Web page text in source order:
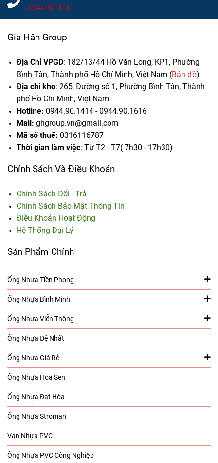
0944 90 1616
Gia Hân Group
Địa Chỉ VPGD: 182/13/44 Hồ Văn Long, KP1, Phường
Bình Tân, Thành phố Hồ Chí Minh, Việt Nam (Bản đồ)
Địa chỉ kho: 265, Đường số 1, Phường Bình Tân, Thành
phố Hồ Chí Minh, Việt Nam
Hotline: 0944.90.1414 - 0944.90.1616
Mail: ghgroup.vn@gmail.com
Mã số thuế: 0316116787
Thời gian làm việc: Từ T2 - T7( 7h30 - 17h30)
Chính Sách Và Điều Khoản
Chính Sách Đổi - Trả
Chính Sách Bảo Mật Thông Tin
Điều Khoản Hoạt Động
Hệ Thống Đại Lý
Sản Phẩm Chính
Ống Nhựa Tiền Phong
Ống Nhựa Bình Minh
Ống Nhựa Viễn Thông
Ống Nhựa Đệ Nhất
Ống Nhựa Giá Rẻ
Ống Nhựa Hoa Sen
Ống Nhựa Đạt Hòa
Ống Nhựa Stroman
Van Nhựa PVC
Ống Nhựa PVC Công Nghiệp